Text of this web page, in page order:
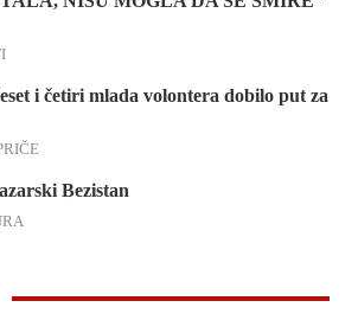
i četiri mlada volontera dobilo put za
Bezistan